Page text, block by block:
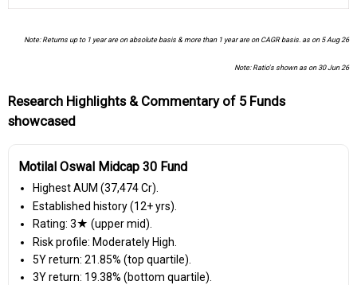
Note: Returns up to 1 year are on absolute basis & more than 1 year are on CAGR basis. as on 5 Aug 26
Note: Ratio's shown as on 30 Jun 26
Research Highlights & Commentary of 5 Funds
showcased
Motilal Oswal Midcap 30 Fund
Highest AUM (₹37,474 Cr).
Established history (12+ yrs).
Rating: 3★ (upper mid).
Risk profile: Moderately High.
5Y return: 21.85% (top quartile).
3Y return: 19.38% (bottom quartile).